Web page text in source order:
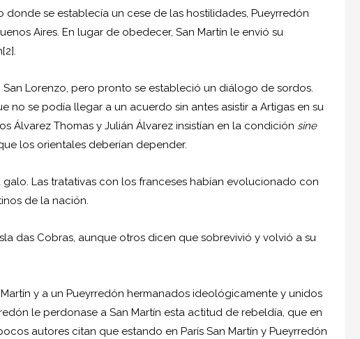
donde se establecía un cese de las hostilidades, Pueyrredón
Aires. En lugar de obedecer, San Martín le envió su
Lorenzo, pero pronto se estableció un diálogo de sordos.
no se podía llegar a un acuerdo sin antes asistir a Artigas en su
Álvarez Thomas y Julián Álvarez insistían en la condición sine
los orientales deberían depender.
Las tratativas con los franceses habían evolucionado con
de la nación.
das Cobras, aunque otros dicen que sobrevivió y volvió a su
y a un Pueyrredón hermanados ideológicamente y unidos
le perdonase a San Martín esta actitud de rebeldía, que en
autores citan que estando en París San Martín y Pueyrredón